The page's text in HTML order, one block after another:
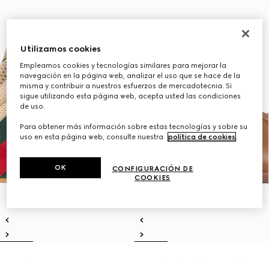
Utilizamos cookies
Empleamos cookies y tecnologías similares para mejorar la
navegación en la página web, analizar el uso que se hace de la
misma y contribuir a nuestros esfuerzos de mercadotecnia. Si
sigue utilizando esta página web, acepta usted las condiciones
de uso.
Para obtener más información sobre estas tecnologías y sobre su
uso en esta página web, consulte nuestra
política de cookies.
CONFIGURACIÓN DE
COOKIES
OK